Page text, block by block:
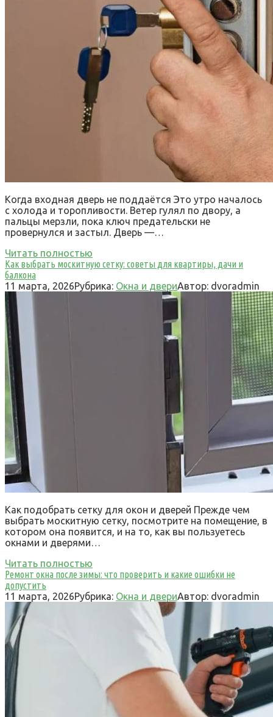
Когда входная дверь не поддаётся Это утро началось
с холода и торопливости. Ветер гулял по двору, а
пальцы мерзли, пока ключ предательски не
провернулся и застыл. Дверь —…
Читать полностью
Как выбрать москитную сетку: советы для квартиры, дачи и
балкона
11 марта, 2026Рубрика: Окна и двериАвтор: dvoradmin
Как подобрать сетку для окон и дверей Прежде чем
выбрать москитную сетку, посмотрите на помещение, в
котором она появится, и на то, как вы пользуетесь
окнами и дверями…
Читать полностью
Ремонт окна после зимы: что проверить и какие ошибки не
допустить
11 марта, 2026Рубрика: Окна и двериАвтор: dvoradmin